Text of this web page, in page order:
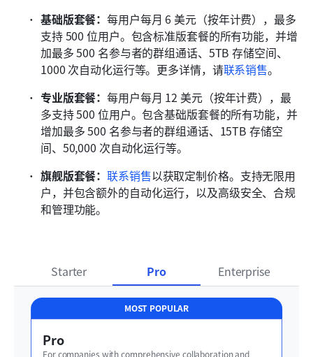
基础版套餐：每用户每月 6 美元（按年计费），最多
支持 500 位用户。包含标准版套餐的所有功能，并增
加最多 500 名参与者的群组通话、5TB 存储空间、
1000 次自动化运行等。更多详情，请联系销售。
专业版套餐：每用户每月 12 美元（按年计费），最
多支持 500 位用户。包含基础版套餐的所有功能，并
增加最多 500 名参与者的群组通话、15TB 存储空
间、50,000 次自动化运行等。
旗舰版套餐：联系销售以获取定制价格。支持无限用
户，并包含额外的自动化运行，以及高级安全、合规
和管理功能。
Starter Pro Enterprise
MOST POPULAR
Pro
For companies with comprehensive collaboration and